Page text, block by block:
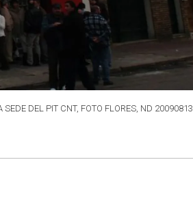
DEL PIT CNT, FOTO FLORES, ND 20090813